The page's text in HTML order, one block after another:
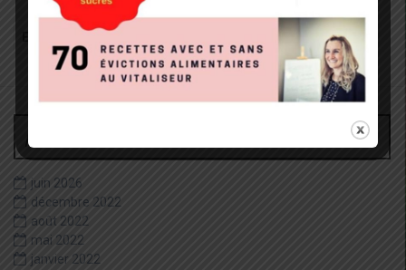
Recherche
Archives
juin 2026
décembre 2022
août 2022
mai 2022
janvier 2022